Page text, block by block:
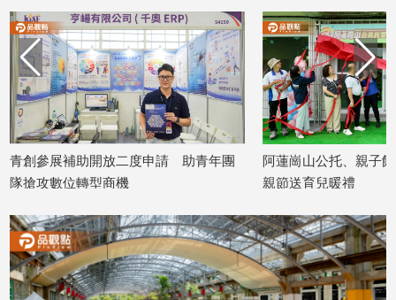
青創參展補助開放二度申請 助青年團
隊搶攻數位轉型商機
阿蓮崗山公托、親子
親節送育兒暖禮